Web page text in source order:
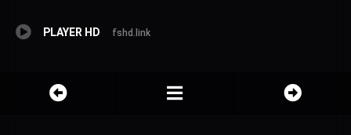
PLAYER HD fshd.link